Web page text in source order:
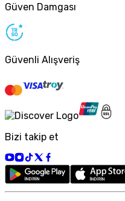
Güven Damgası
Güvenli Alışveriş
Bizi takip et